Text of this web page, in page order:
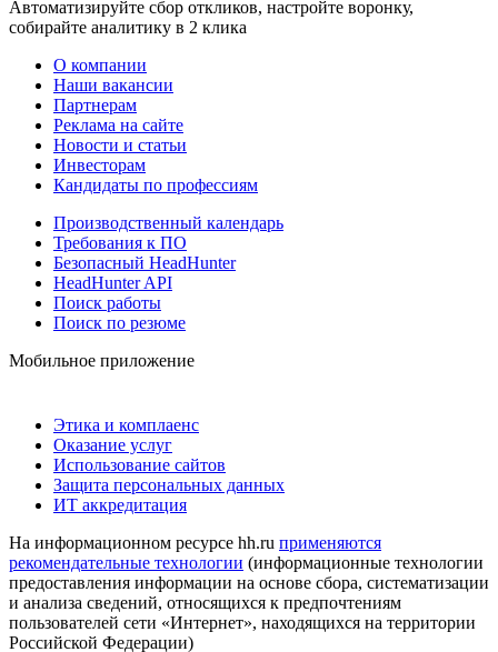
Автоматизируйте сбор откликов, настройте воронку,
собирайте аналитику в 2 клика
О компании
Наши вакансии
Партнерам
Реклама на сайте
Новости и статьи
Инвесторам
Кандидаты по профессиям
Производственный календарь
Требования к ПО
Безопасный HeadHunter
HeadHunter API
Поиск работы
Поиск по резюме
Мобильное приложение
Этика и комплаенс
Оказание услуг
Использование сайтов
Защита персональных данных
ИТ аккредитация
На информационном ресурсе hh.ru применяются
рекомендательные технологии (информационные технологии
предоставления информации на основе сбора, систематизации
и анализа сведений, относящихся к предпочтениям
пользователей сети «Интернет», находящихся на территории
Российской Федерации)